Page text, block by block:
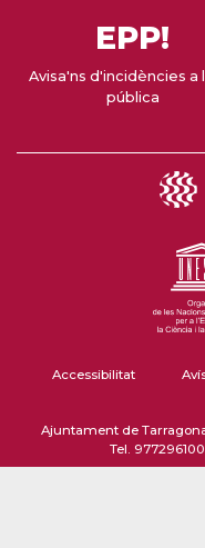
EPP!
Avisa'ns d'incidències a
pública
Accessibilitat
Ajuntament de
Tel. 977296100